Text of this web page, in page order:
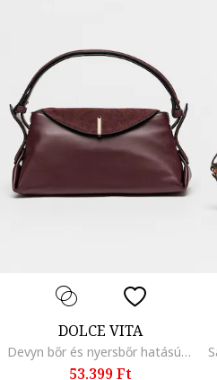
DOLCE VITA
Devyn bőr és nyersbőr hatású válltáska, Bíborszín
53.399 Ft